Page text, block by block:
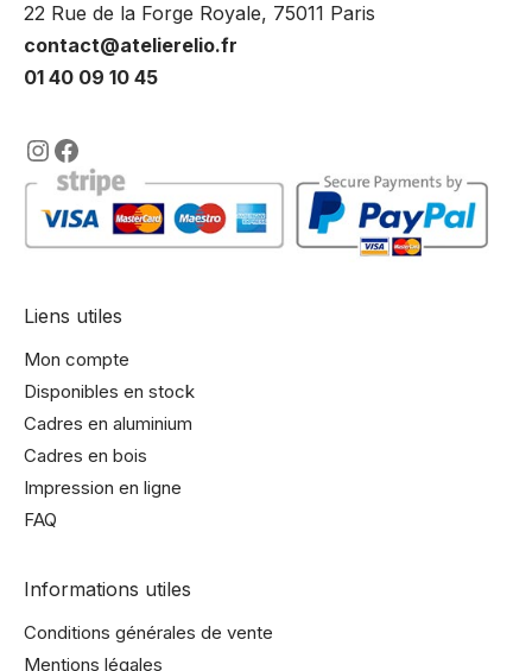
22 Rue de la Forge Royale, 75011 Paris
contact@atelierelio.fr
01 40 09 10 45
https://www.instagram.com/
https://www.facebook.com/
Liens utiles
Mon compte
Disponibles en stock
Cadres en aluminium
Cadres en bois
Impression en ligne
FAQ
Informations utiles
Conditions générales de vente
Mentions légales